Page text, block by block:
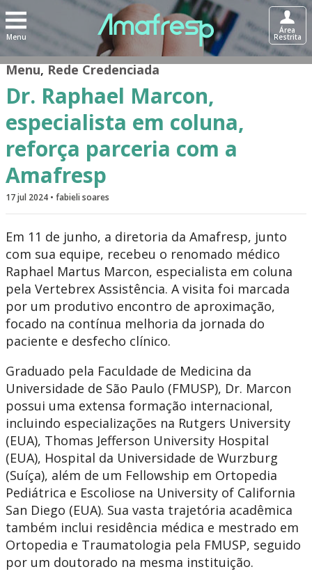
Menu
Área
Restrita
Menu,Rede Credenciada
Dr. Raphael Marcon,
especialista em coluna,
reforça parceria com a
Amafresp
17 jul 2024 • fabieli soares
Em 11 de junho, a diretoria da Amafresp, junto
com sua equipe, recebeu o renomado médico
Raphael Martus Marcon, especialista em coluna
pela Vertebrex Assistência. A visita foi marcada
por um produtivo encontro de aproximação,
focado na contínua melhoria da jornada do
paciente e desfecho clínico.
Graduado pela Faculdade de Medicina da
Universidade de São Paulo (FMUSP), Dr. Marcon
possui uma extensa formação internacional,
incluindo especializações na Rutgers University
(EUA), Thomas Jefferson University Hospital
(EUA), Hospital da Universidade de Wurzburg
(Suíça), além de um Fellowship em Ortopedia
Pediátrica e Escoliose na University of California
San Diego (EUA). Sua vasta trajetória acadêmica
também inclui residência médica e mestrado em
Ortopedia e Traumatologia pela FMUSP, seguido
por um doutorado na mesma instituição.